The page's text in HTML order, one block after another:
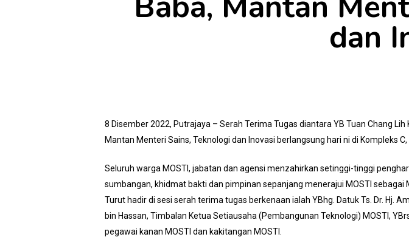
dan
8 Disember 2022, Putrajaya – Serah Terima Tugas diantara YB Tuan Chang
Mantan Menteri Sains, Teknologi dan Inovasi berlangsung hari ni di Kompleks C,
Seluruh warga MOSTI, jabatan dan agensi menzahirkan setinggi-tinggi
sumbangan, khidmat bakti dan pimpinan sepanjang menerajui MOSTI sebagai
Turut hadir di sesi serah terima tugas berkenaan ialah YBhg. Datuk Ts. Dr. Hj.
bin Hassan, Timbalan Ketua Setiausaha (Pembangunan Teknologi) MOSTI,
pegawai kanan MOSTI dan kakitangan MOSTI.